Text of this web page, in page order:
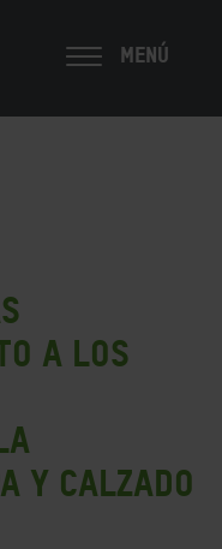
MENÚ
a los
y calzado